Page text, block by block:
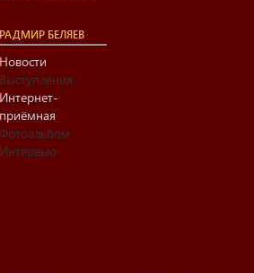
РАДМИР БЕЛЯЕВ
Новости
Выступления
Интернет-
приёмная
Фотоальбом
Интервью